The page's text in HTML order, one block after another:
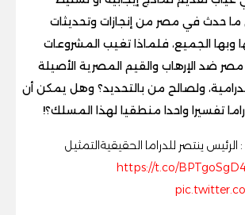
ما حدث في مصر من إنجازات وتحديثات
وبها الجميع، فلماذا تغيب المشروعات
ضد الإرهاب والقيم المصرية الأصيلة
ولصالح من بالتحديد؟ وهل يمكن أن
تفسيرا واحدا منطقيا لهذا المسلك؟!
ينتصر للدراما الحقيقيةالتمثيل
https://t.co/